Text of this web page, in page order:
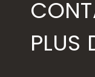
PLUS